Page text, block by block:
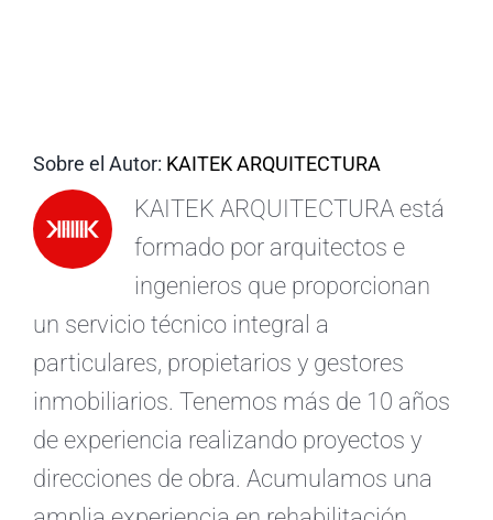
Sobre el Autor: KAITEK ARQUITECTURA
KAITEK ARQUITECTURA está
formado por arquitectos e
ingenieros que proporcionan
un servicio técnico integral a
particulares, propietarios y gestores
inmobiliarios. Tenemos más de 10 años
de experiencia realizando proyectos y
direcciones de obra. Acumulamos una